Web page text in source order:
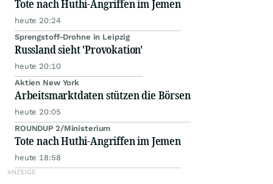
Tote nach Huthi-Angriffen im Jemen
heute 20:24
Sprengstoff-Drohne in Leipzig
Russland sieht 'Provokation'
heute 20:10
Aktien New York
Arbeitsmarktdaten stützen die Börsen
heute 20:05
ROUNDUP 2/Ministerium
Tote nach Huthi-Angriffen im Jemen
heute 18:58